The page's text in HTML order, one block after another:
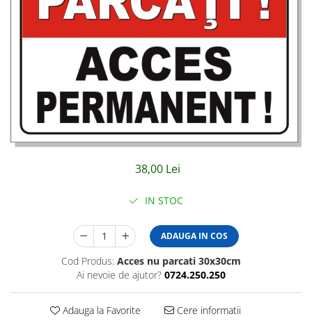
Self Wash
Depozite
Residence
Horeca
38,00 Lei
IN STOC
ADAUGA IN COS
Cod Produs: Acces nu parcati 30x30cm
Ai nevoie de ajutor? 0724.250.250
Adauga la Favorite Cere informatii